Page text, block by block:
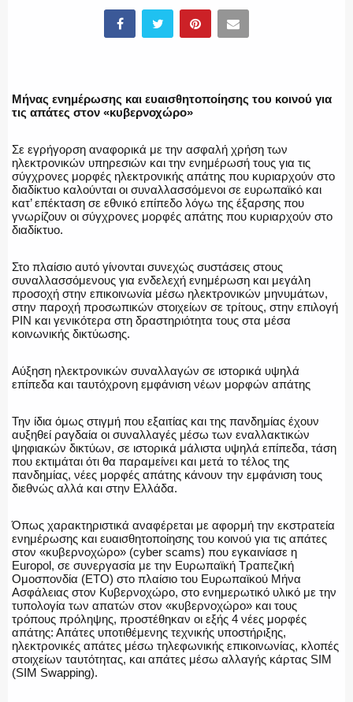
ΑΣΤΥΝΟΜΙΚΟ ΡΕΠΟΡΤΑΖ
Η ΦΩΝΗ ΣΟΥ
ΟΠΛΑ/ΕΞΟΠΛΙΣΜΟΣ
Μήνας ενημέρωσης και ευαισθητοποίησης του κοινού για
τις απάτες στον «κυβερνοχώρο»
Σε εγρήγορση αναφορικά με την ασφαλή χρήση των
ηλεκτρονικών υπηρεσιών και την ενημέρωσή τους για τις
σύγχρονες μορφές ηλεκτρονικής απάτης που κυριαρχούν στο
διαδίκτυο καλούνται οι συναλλασσόμενοι σε ευρωπαϊκό και
κατ’ επέκταση σε εθνικό επίπεδο λόγω της έξαρσης που
γνωρίζουν οι σύγχρονες μορφές απάτης που κυριαρχούν στο
διαδίκτυο.
Στο πλαίσιο αυτό γίνονται συνεχώς συστάσεις στους
συναλλασσόμενους για ενδελεχή ενημέρωση και μεγάλη
προσοχή στην επικοινωνία μέσω ηλεκτρονικών μηνυμάτων,
στην παροχή προσωπικών στοιχείων σε τρίτους, στην επιλογή
PIN και γενικότερα στη δραστηριότητα τους στα μέσα
κοινωνικής δικτύωσης.
Αύξηση ηλεκτρονικών συναλλαγών σε ιστορικά υψηλά
επίπεδα και ταυτόχρονη εμφάνιση νέων μορφών απάτης
Την ίδια όμως στιγμή που εξαιτίας και της πανδημίας έχουν
αυξηθεί ραγδαία οι συναλλαγές μέσω των εναλλακτικών
ψηφιακών δικτύων, σε ιστορικά μάλιστα υψηλά επίπεδα, τάση
που εκτιμάται ότι θα παραμείνει και μετά το τέλος της
πανδημίας, νέες μορφές απάτης κάνουν την εμφάνιση τους
διεθνώς αλλά και στην Ελλάδα.
Όπως χαρακτηριστικά αναφέρεται με αφορμή την εκστρατεία
ενημέρωσης και ευαισθητοποίησης του κοινού για τις απάτες
στον «κυβερνοχώρο» (cyber scams) που εγκαινίασε η
Europol, σε συνεργασία με την Ευρωπαϊκή Τραπεζική
Ομοσπονδία (ΕΤΟ) στο πλαίσιο του Ευρωπαϊκού Μήνα
Ασφάλειας στον Κυβερνοχώρο, στο ενημερωτικό υλικό με την
τυπολογία των απατών στον «κυβερνοχώρο» και τους
τρόπους πρόληψης, προστέθηκαν οι εξής 4 νέες μορφές
απάτης: Απάτες υποτιθέμενης τεχνικής υποστήριξης,
ηλεκτρονικές απάτες μέσω τηλεφωνικής επικοινωνίας, κλοπές
στοιχείων ταυτότητας, και απάτες μέσω αλλαγής κάρτας SIM
(SIM Swapping).